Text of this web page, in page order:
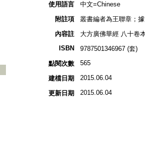
使用語言
中文=Chinese
附註項
叢書編者為王聯章；
內容註
大方廣佛華經 八十卷
ISBN
9787501346967 (套)
點閱次數
565
建檔日期 2015.06.04
更新日期 2015.06.04